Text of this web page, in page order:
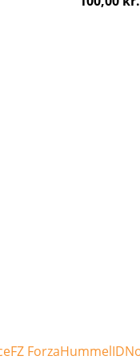
FZ ForzaHummelID